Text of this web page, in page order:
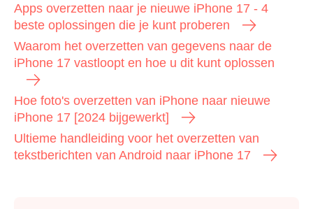
Apps overzetten naar je nieuwe iPhone 17 - 4
beste oplossingen die je kunt proberen
Waarom het overzetten van gegevens naar de
iPhone 17 vastloopt en hoe u dit kunt oplossen
Hoe foto's overzetten van iPhone naar nieuwe
iPhone 17 [2024 bijgewerkt]
Ultieme handleiding voor het overzetten van
tekstberichten van Android naar iPhone 17